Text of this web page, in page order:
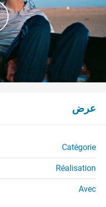
عرض
Catégorie
Réalisation
Avec